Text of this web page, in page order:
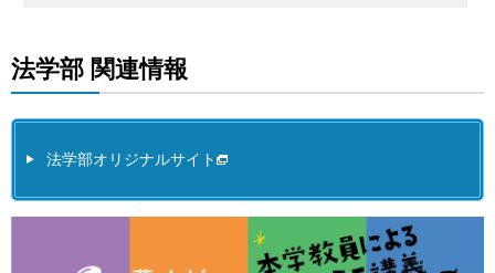
法学部 関連情報
法学部オリジナルサイト